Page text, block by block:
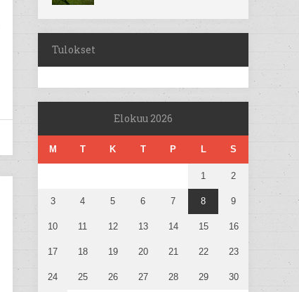
Tulokset
Elokuu 2026
M T K T P L S
1 2
3 4 5 6 7 8 9
10 11 12 13 14 15 16
17 18 19 20 21 22 23
24 25 26 27 28 29 30